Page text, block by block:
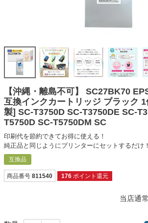
ご利用ガイド
よくある質問
お問い合わせ
会員専用商品
説明書ダウンロード
【沖縄・離島不可】 SC27BK70
互換インクカートリッジ ブラック
製] SC-T3750D SC-T3750DE SC-
T5750D SC-T5750DM SC
印刷代を節約できてお得に使える！
純正品と同じようにプリンターにセットするだけ！
互換品
商品番号 811540 176 ポイント還元
当店通